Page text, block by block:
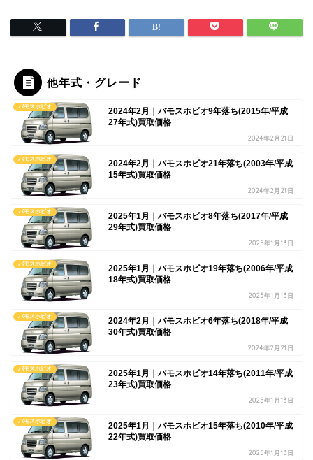
他年式・グレード
バモスホビオ
2024年2月｜バモスホビオ9年落ち(2015年/平成
27年式)買取価格
2024年2月21日
バモスホビオ
2024年2月｜バモスホビオ21年落ち(2003年/平成
15年式)買取価格
2024年2月21日
バモスホビオ
2025年1月｜バモスホビオ8年落ち(2017年/平成
29年式)買取価格
2025年1月13日
バモスホビオ
2025年1月｜バモスホビオ19年落ち(2006年/平成
18年式)買取価格
2025年1月13日
バモスホビオ
2024年2月｜バモスホビオ6年落ち(2018年/平成
30年式)買取価格
2024年2月21日
バモスホビオ
2025年1月｜バモスホビオ14年落ち(2011年/平成
23年式)買取価格
2025年1月13日
バモスホビオ
2025年1月｜バモスホビオ15年落ち(2010年/平成
22年式)買取価格
2025年1月13日